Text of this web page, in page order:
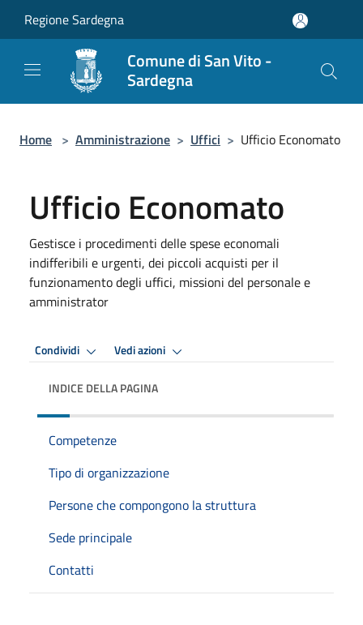
Regione Sardegna
Comune di San Vito -
Sardegna
Home > Amministrazione > Uffici > Ufficio Economato
Ufficio Economato
Gestisce i procedimenti delle spese economali
indifferibili e urgenti, dei piccoli acquisti per il
funzionamento degli uffici, missioni del personale e
amministrator
Condividi Vedi azioni
INDICE DELLA PAGINA
Competenze
Tipo di organizzazione
Persone che compongono la struttura
Sede principale
Contatti